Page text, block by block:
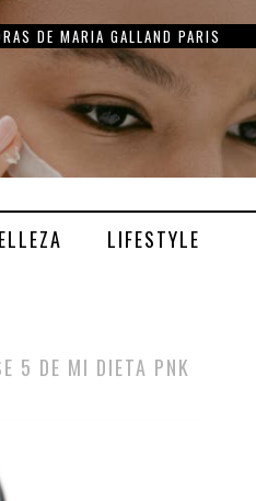
DE MARIA GALLAND PARIS
LIFESTYLE
5 DE MI DIETA PNK